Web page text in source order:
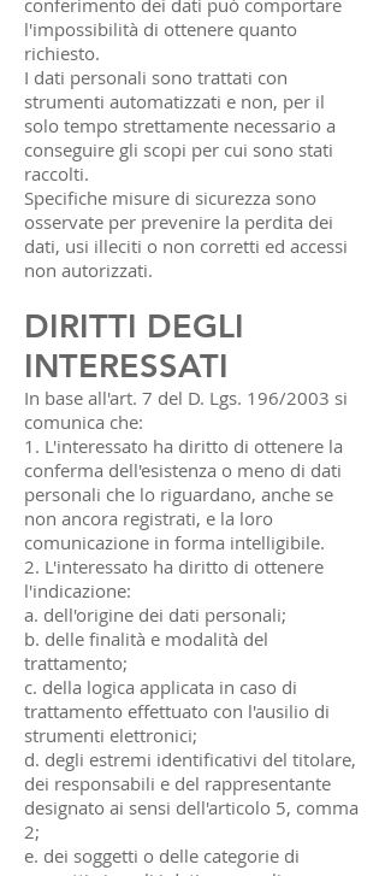
conferimento dei dati può comportare
l'impossibilità di ottenere quanto
richiesto.
I dati personali sono trattati con
strumenti automatizzati e non, per il
solo tempo strettamente necessario a
conseguire gli scopi per cui sono stati
raccolti.
Specifiche misure di sicurezza sono
osservate per prevenire la perdita dei
dati, usi illeciti o non corretti ed accessi
non autorizzati.
DIRITTI DEGLI
INTERESSATI
In base all'art. 7 del D. Lgs. 196/2003 si
comunica che:
1. L'interessato ha diritto di ottenere la
conferma dell'esistenza o meno di dati
personali che lo riguardano, anche se
non ancora registrati, e la loro
comunicazione in forma intelligibile.
2. L'interessato ha diritto di ottenere
l'indicazione:
a. dell'origine dei dati personali;
b. delle finalità e modalità del
trattamento;
c. della logica applicata in caso di
trattamento effettuato con l'ausilio di
strumenti elettronici;
d. degli estremi identificativi del titolare,
dei responsabili e del rappresentante
designato ai sensi dell'articolo 5, comma
2;
e. dei soggetti o delle categorie di